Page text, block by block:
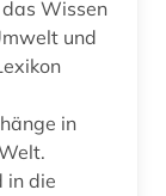
Wissen
und
in
in die